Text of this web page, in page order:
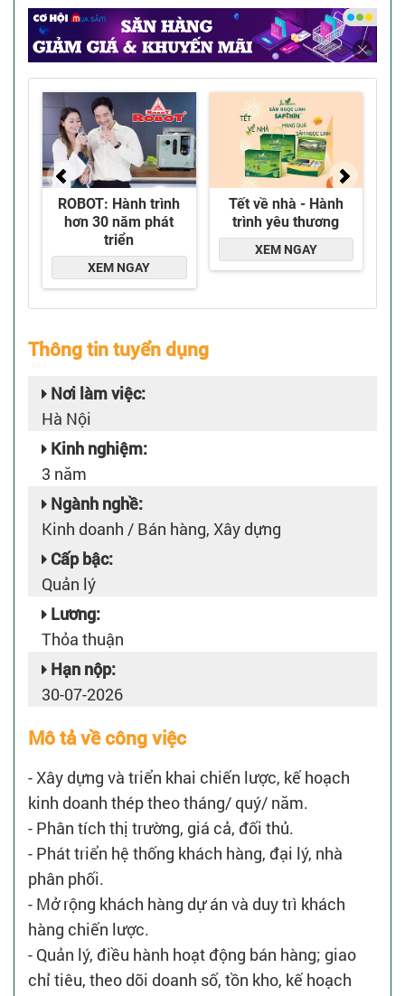
Thông tin tuyển dụng
Nơi làm việc:
Hà Nội
Kinh nghiệm:
3 năm
Ngành nghề:
Kinh doanh / Bán hàng, Xây dựng
Cấp bậc:
Quản lý
Lương:
Thỏa thuận
Hạn nộp:
30-07-2026
Mô tả về công việc
- Xây dựng và triển khai chiến lược, kế hoạch
kinh doanh thép theo tháng/ quý/ năm.
- Phân tích thị trường, giá cả, đối thủ.
- Phát triển hệ thống khách hàng, đại lý, nhà
phân phối.
- Mở rộng khách hàng dự án và duy trì khách
hàng chiến lược.
- Quản lý, điều hành hoạt động bán hàng; giao
chỉ tiêu, theo dõi doanh số, tồn kho, kế hoạch